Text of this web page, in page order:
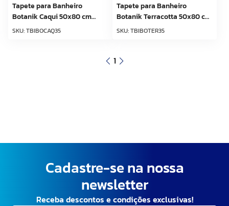
Tapete para Banheiro
Botanik Caqui 50x80 cm
Kapazi – Antiderrapante e
SKU:TBIBOCAQ35
Tapete para Banheiro
Botanik Terracotta 50x80 cm
Kapazi – Antiderrapante e
SKU:TBIBOTER35
1
Cadastre-se na nossa
newsletter
Receba descontos e condições exclusivas!